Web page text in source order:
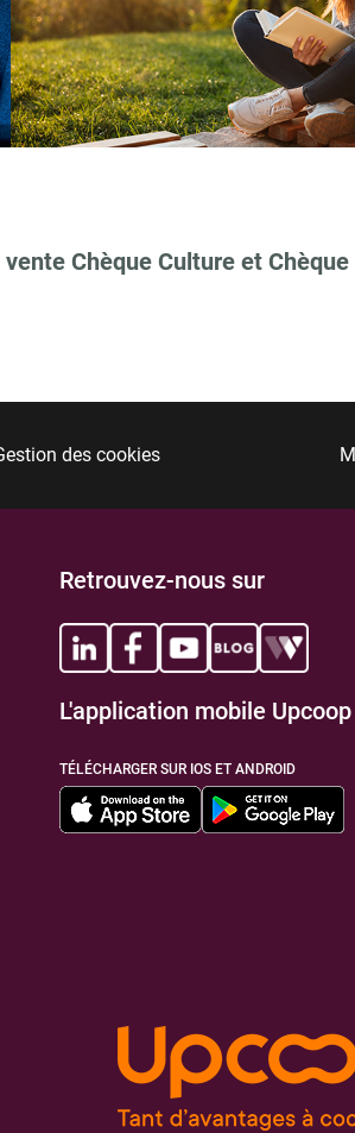
Chèque Culture et
des cookies
Retrouvez-nous sur
L'application mobile Upcoop
TÉLÉCHARGER SUR IOS ET ANDROID